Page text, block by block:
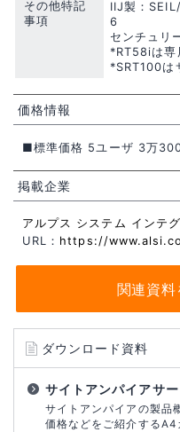
その他特記
事項
IIJ製：
6
センチュリ
*RT58iは専
*SRT100は
価格情報
■標準価格 5ユーザ 3万
掲載企業
アルプス システム インテ
URL： https://
関連資料
ダウンロード資料
サイトアンパイアサ
サイトアンパイアの製品
価格などをご紹介するA4